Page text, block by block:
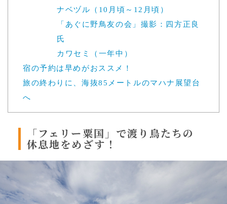
ナベヅル（10月頃～12月頃）
「あぐに野鳥友の会」撮影：四方正良
氏
カワセミ（一年中）
宿の予約は早めがおススメ！
旅の終わりに、海抜85メートルのマハナ展望台
へ
「フェリー粟国」で渡り鳥たちの
休息地をめざす！